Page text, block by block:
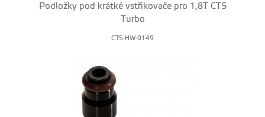
Podložky pod krátké vstřikovače pro 1,8T CTS
Turbo
CTS-HW-0149